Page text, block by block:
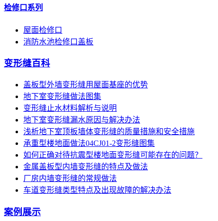
检修口系列
屋面检修口
消防水池检修口盖板
变形缝百科
盖板型外墙变形缝用屋面基座的优势
地下室变形缝做法图集
变形缝止水材料解析与说明
地下室变形缝漏水原因与解决办法
浅析地下室顶板墙体变形缝的质量措施和安全措施
承重型楼地面做法04CJ01-2变形缝图集
如何正确对待抗震型楼地面变形缝可能存在的问题？
金属盖板型内墙变形缝的特点及做法
厂房内墙变形缝的常规做法
车道变形缝类型特点及出现故障的解决办法
案例展示